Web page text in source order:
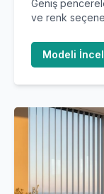
Geniş
ve renk
Modeli